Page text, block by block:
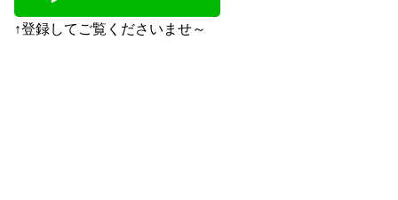
↑登録してご覧くださいませ～